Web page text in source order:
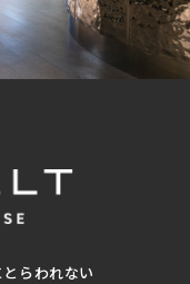
らわれない